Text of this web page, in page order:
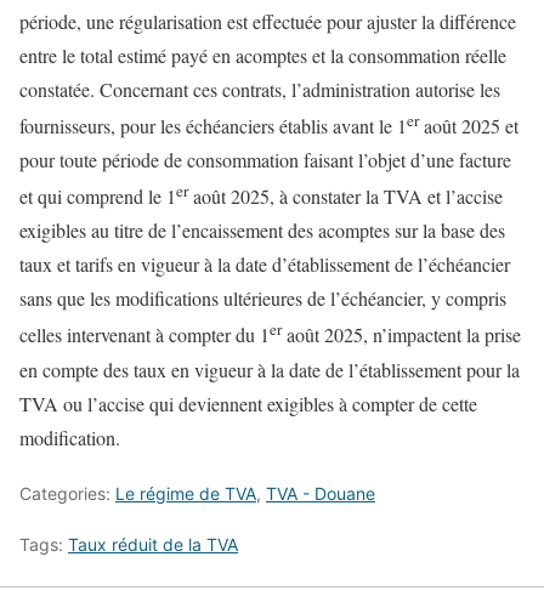
période, une régularisation est effectuée pour ajuster la différence
entre le total estimé payé en acomptes et la consommation réelle
constatée. Concernant ces contrats, l’administration autorise les
fournisseurs, pour les échéanciers établis avant le 1eraoût 2025 et
pour toute période de consommation faisant l’objet d’une facture
et qui comprend le 1eraoût 2025, à constater la TVA et l’accise
exigibles au titre de l’encaissement des acomptes sur la base des
taux et tarifs en vigueur à la date d’établissement de l’échéancier
sans que les modifications ultérieures de l’échéancier, y compris
celles intervenant à compter du 1eraoût 2025, n’impactent la prise
en compte des taux en vigueur à la date de l’établissement pour la
TVA ou l’accise qui deviennent exigibles à compter de cette
modification.
Categories: Le régime de TVA, TVA - Douane
Tags: Taux réduit de la TVA